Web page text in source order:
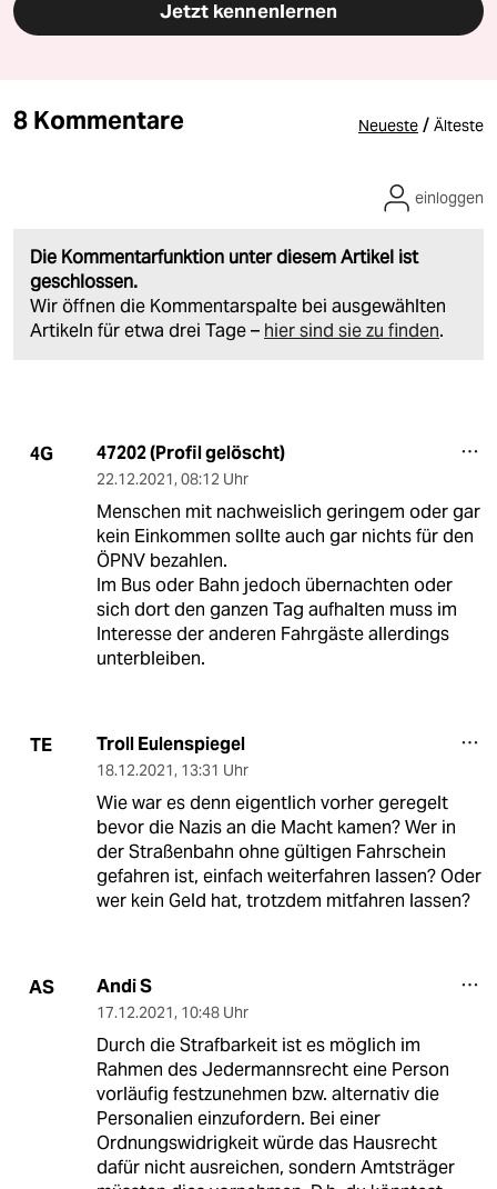
Jetzt kennenlernen
8 Kommentare Neueste / Älteste
Die Kommentarfunktion unter diesem Artikel ist
geschlossen.
Wir öffnen die Kommentarspalte bei ausgewählten
Artikeln für etwa drei Tage – hier sind sie zu finden.
einloggen
4G 47202 (Profil gelöscht)
22.12.2021, 08:12 Uhr
Menschen mit nachweislich geringem oder gar
kein Einkommen sollte auch gar nichts für den
ÖPNV bezahlen.
Im Bus oder Bahn jedoch übernachten oder
sich dort den ganzen Tag aufhalten muss im
Interesse der anderen Fahrgäste allerdings
unterbleiben.
TE Troll Eulenspiegel
18.12.2021, 13:31 Uhr
Wie war es denn eigentlich vorher geregelt
bevor die Nazis an die Macht kamen? Wer in
der Straßenbahn ohne gültigen Fahrschein
gefahren ist, einfach weiterfahren lassen? Oder
wer kein Geld hat, trotzdem mitfahren lassen?
AS Andi S
17.12.2021, 10:48 Uhr
Durch die Strafbarkeit ist es möglich im
Rahmen des Jedermannsrecht eine Person
vorläufig festzunehmen bzw. alternativ die
Personalien einzufordern. Bei einer
Ordnungswidrigkeit würde das Hausrecht
dafür nicht ausreichen, sondern Amtsträger